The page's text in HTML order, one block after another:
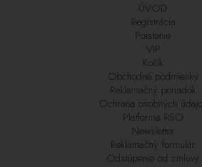
ÚVOD
Registrácia
Poistenie
VIP
Košík
Obchodné podmienky
Reklamačný poriadok
Ochrana osobných
Platforma RSO
Newsletter
Reklamačný formulár
Odstúpenie od zmluvy